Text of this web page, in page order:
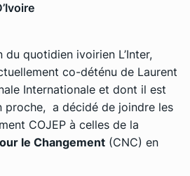
du quotidien ivoirien L’Inter,
co-déténu de Laurent
Internationale et dont il est
proche, a décidé de joindre les
COJEP à celles de la
le Changement (CNC) en